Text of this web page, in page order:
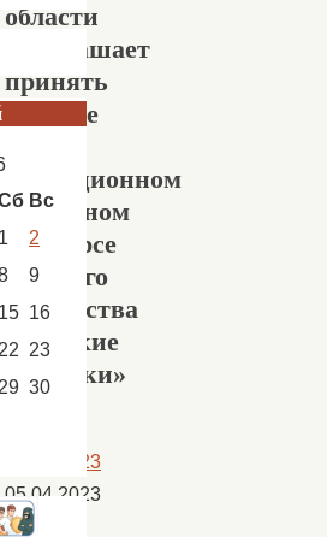
области
приглашает
принять
участие
традиционном
областном
конкурсе
детского
творчества
«Звонкие
ладошки»
05.04.2023
05.04.2023
Афиша
Вс
1
2
9
15 16
22 23
29 30